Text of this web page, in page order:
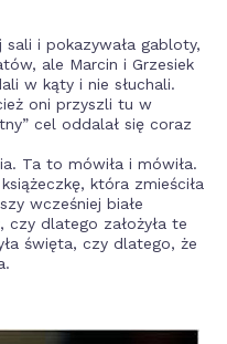
sali i pokazywała gabloty,
ale Marcin i Grzesiek
w kąty i nie słuchali.
oni przyszli tu w
cel oddalał się coraz
Ta to mówiła i mówiła.
która zmieściła
wcześniej białe
czy dlatego założyła te
święta, czy dlatego, że